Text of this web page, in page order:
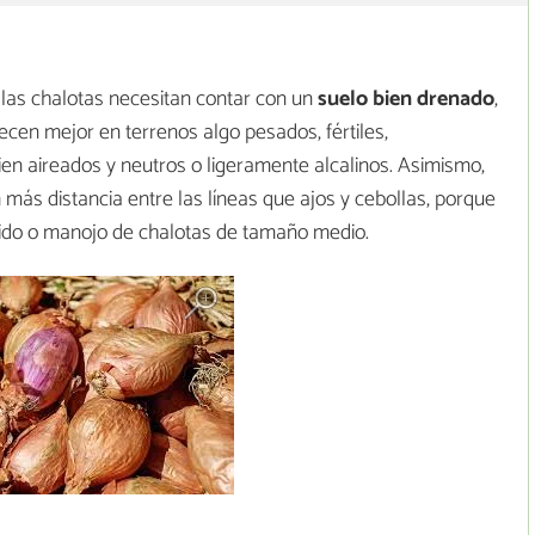
chalotas necesitan contar con unsuelo bien drenado,
mejor en terrenos algo pesados, fértiles,
aireados y neutros o ligeramente alcalinos. Asimismo,
distancia entre las líneas que ajos y cebollas, porque
o manojo de chalotas de tamaño medio.